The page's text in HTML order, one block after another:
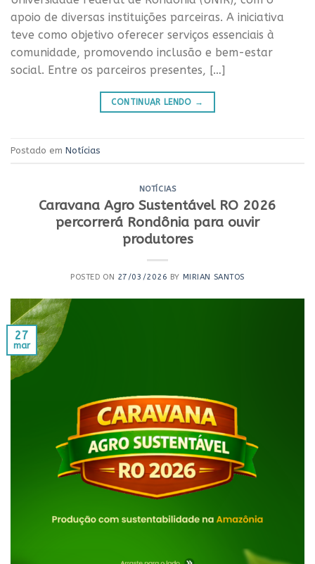
apoio de diversas instituições parceiras. A iniciativa
teve como objetivo oferecer serviços essenciais à
comunidade, promovendo inclusão e bem-estar
social. Entre os parceiros presentes, […]
CONTINUAR LENDO →
Postado em Notícias
NOTÍCIAS
Caravana Agro Sustentável RO 2026
percorrerá Rondônia para ouvir
produtores
POSTED ON 27/03/2026 BY MIRIAN SANTOS
27
mar